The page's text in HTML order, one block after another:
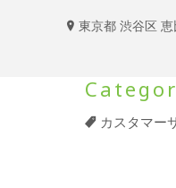
東京都 渋谷区
カスタマー